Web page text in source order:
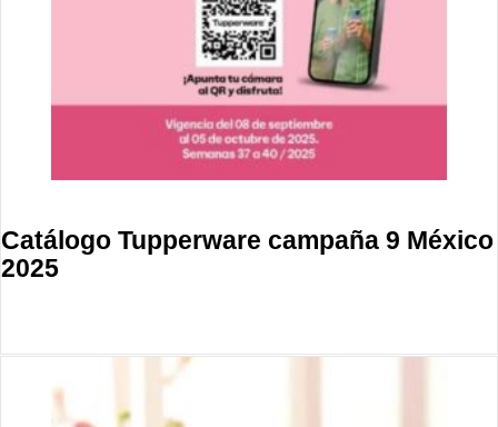
Catálogo Tupperware campaña 9 México
2025